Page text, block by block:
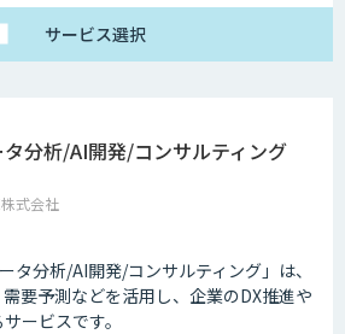
サービス選択
タ分析/AI開発/コンサルティング
式会社
タ分析/AI開発/コンサルティング」は、
要予測などを活用し、企業のDX推進や
ービスです。